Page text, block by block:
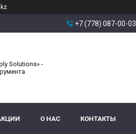
+7 (778) 087-00-03
Solutions» -
О НАС КОНТАКТЫ